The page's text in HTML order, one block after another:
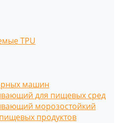
TPU
машин
для пищевых сред
морозостойкий
продуктов